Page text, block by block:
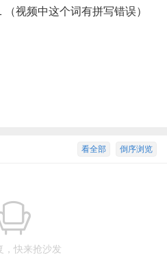
视频中这个词有拼写错误）
倒序浏览
看全部
，快来抢沙发